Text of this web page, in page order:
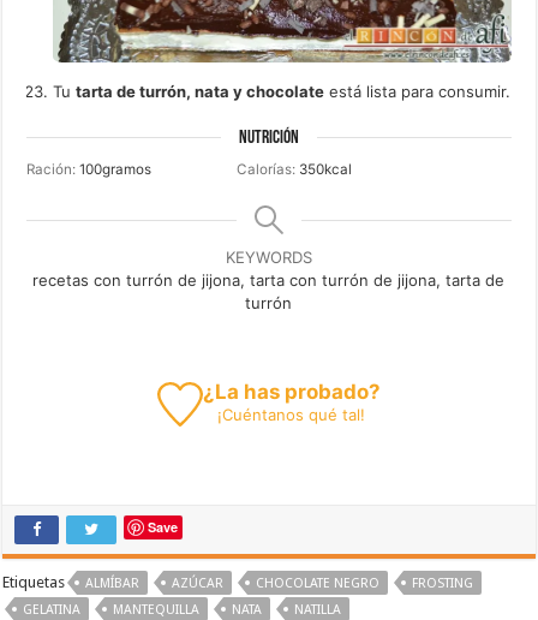
Tutarta de turrón, nata y chocolate está lista para consumir.
NUTRICIÓN
Ración:100gramos Calorías: 350kcal
KEYWORDS
recetas con turrón de jijona, tarta con turrón de jijona, tarta de
turrón
¿La has probado?
¡Cuéntanos qué tal!
Save
Etiquetas ALMÍBAR AZÚCAR CHOCOLATE NEGRO
FROSTING
GELATINA
MANTEQUILLA NATA
NATILLA